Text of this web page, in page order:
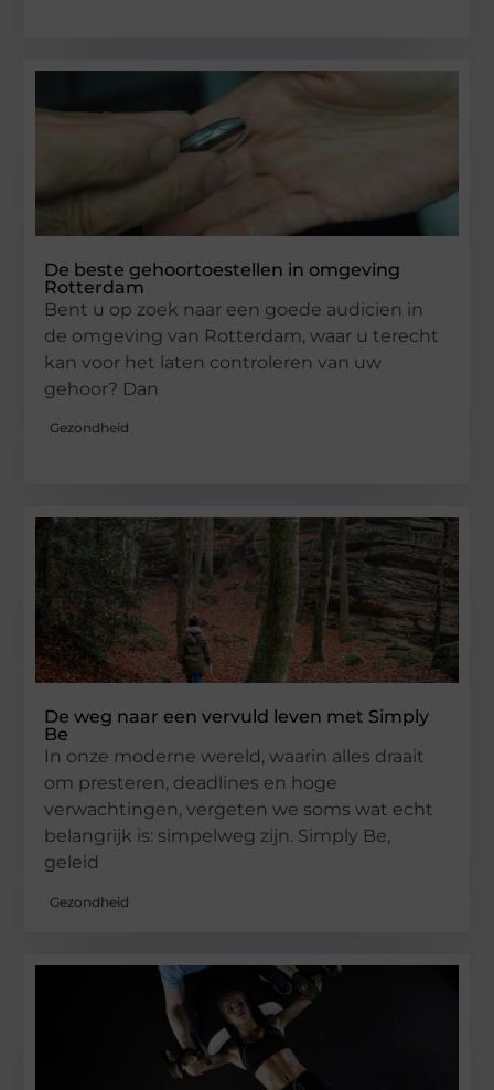
De beste gehoortoestellen in omgeving
Rotterdam
Bent u op zoek naar een goede audicien in
de omgeving van Rotterdam, waar u terecht
kan voor het laten controleren van uw
gehoor? Dan
Gezondheid
De weg naar een vervuld leven met Simply
Be
In onze moderne wereld, waarin alles draait
om presteren, deadlines en hoge
verwachtingen, vergeten we soms wat echt
belangrijk is: simpelweg zijn. Simply Be,
geleid
Gezondheid